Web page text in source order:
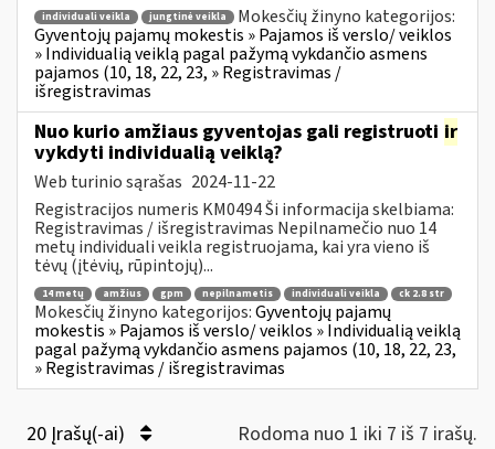
individuali veikla jungtinė veikla
Mokesčių žinyno kategorijos:
Gyventojų pajamų mokestis » Pajamos iš verslo/ veiklos
» Individualią veiklą pagal pažymą vykdančio asmens
pajamos (10, 18, 22, 23, » Registravimas /
išregistravimas
Nuo kurio amžiaus gyventojas gali registruoti ir
vykdyti individualią veiklą?
Web turinio sąrašas 2024-11-22
Registracijos numeris KM0494 Ši informacija skelbiama:
Registravimas / išregistravimas Nepilnamečio nuo 14
metų individuali veikla registruojama, kai yra vieno iš
tėvų (įtėvių, rūpintojų)...
14 metų amžius gpm nepilnametis individuali veikla ck 2.8 str
Mokesčių žinyno kategorijos:Gyventojų pajamų
mokestis » Pajamos iš verslo/ veiklos » Individualią veiklą
pagal pažymą vykdančio asmens pajamos (10, 18, 22, 23,
» Registravimas / išregistravimas
20 Įrašų(-ai) Rodoma nuo 1 iki 7 iš 7 irašų.